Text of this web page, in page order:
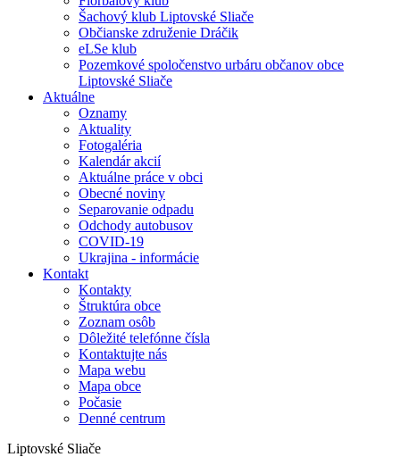
Šachový klub Liptovské Sliače
Občianske združenie Dráčik
eLSe klub
Pozemkové spoločenstvo urbáru občanov obce
Liptovské Sliače
Aktuálne
Oznamy
Aktuality
Fotogaléria
Kalendár akcií
Aktuálne práce v obci
Obecné noviny
Separovanie odpadu
Odchody autobusov
COVID-19
Ukrajina - informácie
Kontakt
Kontakty
Štruktúra obce
Zoznam osôb
Dôležité telefónne čísla
Kontaktujte nás
Mapa webu
Mapa obce
Počasie
Denné centrum
Liptovské Sliače